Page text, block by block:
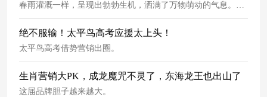
春雨灌溉一样，呈现出勃勃生机，洒满了万物萌动的气息。大
家和小编一起来感受一下，这波海报文案的满满生机，一朝春
雨过，万物皆清朗！
绝不服输！太平鸟高考应援太上头！
太平鸟高考借势营销出圈。
生肖营销大PK，成龙魔咒不灵了，东海龙王也出山了
这届品牌胆子越来越大。